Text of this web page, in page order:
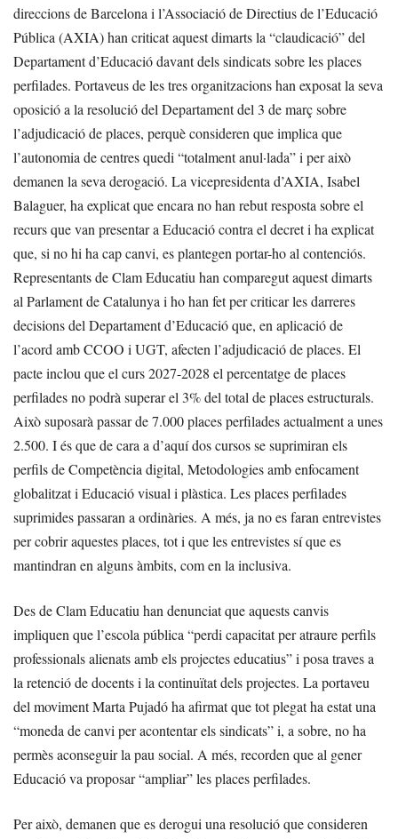
direccions de Barcelona i l’Associació de Directius de l’Educació
Pública (AXIA) han criticat aquest dimarts la “claudicació” del
Departament d’Educació davant dels sindicats sobre les places
perfilades. Portaveus de les tres organitzacions han exposat la seva
oposició a la resolució del Departament del 3 de març sobre
l’adjudicació de places, perquè consideren que implica que
l’autonomia de centres quedi “totalment anul·lada” i per això
demanen la seva derogació. La vicepresidenta d’AXIA, Isabel
Balaguer, ha explicat que encara no han rebut resposta sobre el
recurs que van presentar a Educació contra el decret i ha explicat
que, si no hi ha cap canvi, es plantegen portar-ho al contenciós.
Representants de Clam Educatiu han comparegut aquest dimarts
al Parlament de Catalunya i ho han fet per criticar les darreres
decisions del Departament d’Educació que, en aplicació de
l’acord amb CCOO i UGT, afecten l’adjudicació de places. El
pacte inclou que el curs 2027-2028 el percentatge de places
perfilades no podrà superar el 3% del total de places estructurals.
Això suposarà passar de 7.000 places perfilades actualment a unes
2.500. I és que de cara a d’aquí dos cursos se suprimiran els
perfils de Competència digital, Metodologies amb enfocament
globalitzat i Educació visual i plàstica. Les places perfilades
suprimides passaran a ordinàries. A més, ja no es faran entrevistes
per cobrir aquestes places, tot i que les entrevistes sí que es
mantindran en alguns àmbits, com en la inclusiva.
Des de Clam Educatiu han denunciat que aquests canvis
impliquen que l’escola pública “perdi capacitat per atraure perfils
professionals alienats amb els projectes educatius” i posa traves a
la retenció de docents i la continuïtat dels projectes. La portaveu
del moviment Marta Pujadó ha afirmat que tot plegat ha estat una
“moneda de canvi per acontentar els sindicats” i, a sobre, no ha
permès aconseguir la pau social. A més, recorden que al gener
Educació va proposar “ampliar” les places perfilades.
Per això, demanen que es derogui una resolució que consideren